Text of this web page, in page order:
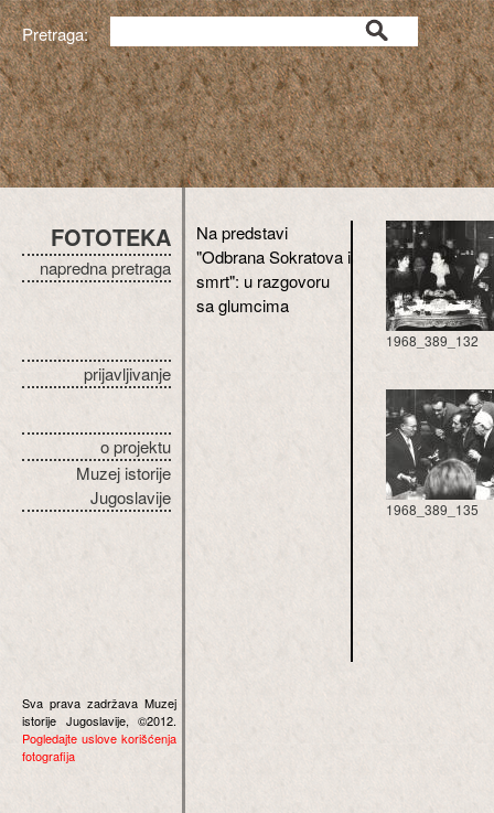
Pretraga:
FOTOTEKA
napredna pretraga
prijavljivanje
o projektu
Muzej istorije
Jugoslavije
Sva prava zadržava Muzej
istorije Jugoslavije, ©2012.
Pogledajte uslove korišćenja
fotografija
Na predstavi
"Odbrana Sokratova i
smrt": u razgovoru
sa glumcima
1968_389_132
1968_389_135